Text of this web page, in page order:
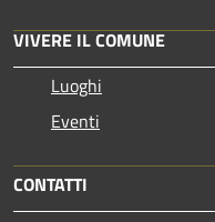
VIVERE IL COMUNE
Luoghi
Eventi
CONTATTI